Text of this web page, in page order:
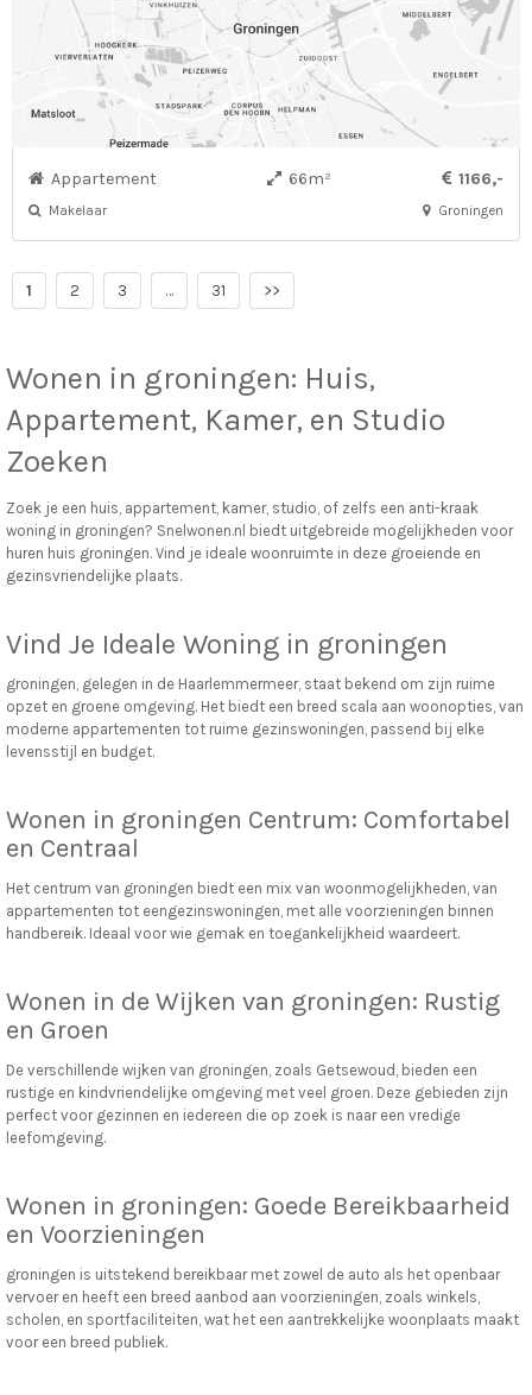
Appartement 66m² 1166,-
Makelaar Groningen
1 2 3 … 31 >>
Wonen in groningen: Huis,
Appartement, Kamer, en Studio
Zoeken
Zoek je een huis, appartement, kamer, studio, of zelfs een anti-kraak
woning in groningen? Snelwonen.nl biedt uitgebreide mogelijkheden voor
huren huis groningen. Vind je ideale woonruimte in deze groeiende en
gezinsvriendelijke plaats.
Vind Je Ideale Woning in groningen
groningen, gelegen in de Haarlemmermeer, staat bekend om zijn ruime
opzet en groene omgeving. Het biedt een breed scala aan woonopties, van
moderne appartementen tot ruime gezinswoningen, passend bij elke
levensstijl en budget.
Wonen in groningen Centrum: Comfortabel
en Centraal
Het centrum van groningen biedt een mix van woonmogelijkheden, van
appartementen tot eengezinswoningen, met alle voorzieningen binnen
handbereik. Ideaal voor wie gemak en toegankelijkheid waardeert.
Wonen in de Wijken van groningen: Rustig
en Groen
De verschillende wijken van groningen, zoals Getsewoud, bieden een
rustige en kindvriendelijke omgeving met veel groen. Deze gebieden zijn
perfect voor gezinnen en iedereen die op zoek is naar een vredige
leefomgeving.
Wonen in groningen: Goede Bereikbaarheid
en Voorzieningen
groningen is uitstekend bereikbaar met zowel de auto als het openbaar
vervoer en heeft een breed aanbod aan voorzieningen, zoals winkels,
scholen, en sportfaciliteiten, wat het een aantrekkelijke woonplaats maakt
voor een breed publiek.